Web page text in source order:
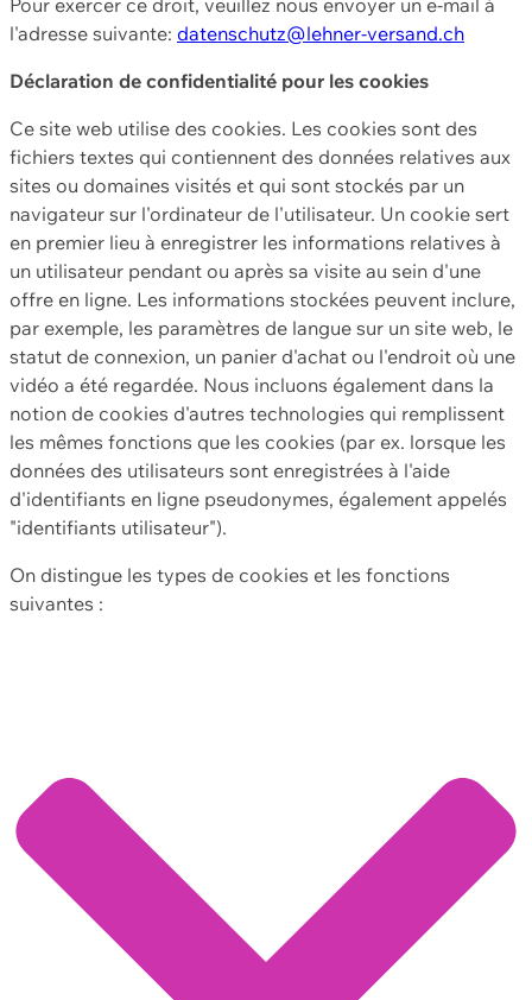
l'adresse suivante: datenschutz@lehner-versand.ch
Déclaration de confidentialité pour les cookies
Ce site web utilise des cookies. Les cookies sont des
fichiers textes qui contiennent des données relatives aux
sites ou domaines visités et qui sont stockés par un
navigateur sur l'ordinateur de l'utilisateur. Un cookie sert
en premier lieu à enregistrer les informations relatives à
un utilisateur pendant ou après sa visite au sein d'une
offre en ligne. Les informations stockées peuvent inclure,
par exemple, les paramètres de langue sur un site web, le
statut de connexion, un panier d'achat ou l'endroit où une
vidéo a été regardée. Nous incluons également dans la
notion de cookies d'autres technologies qui remplissent
les mêmes fonctions que les cookies (par ex. lorsque les
données des utilisateurs sont enregistrées à l'aide
d'identifiants en ligne pseudonymes, également appelés
"identifiants utilisateur").
On distingue les types de cookies et les fonctions
suivantes :